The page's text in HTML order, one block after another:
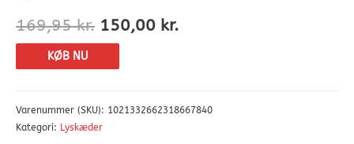
169,95kr. 150,00 kr.
KØB NU
Varenummer (SKU): 1021332662318667840
Kategori: Lyskæder